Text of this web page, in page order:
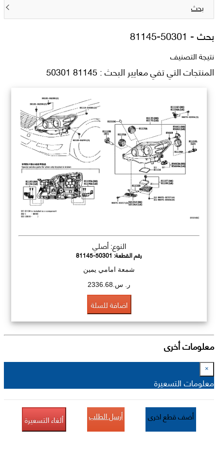
بحث
بحث - 81145-50301
نتيجة التصنيف
المنتجات التي تفي معايير البحث : 81145 50301
النوع: أصلي
رقم القطعة:81145-50301
شمعة امامي يمين
ر. س.2336.68
اضافة للسلة
معلومات أخرى
×
معلومات التسعيرة
أضف قطع اخرى أرسل الطلب ألغاء التسعيرة